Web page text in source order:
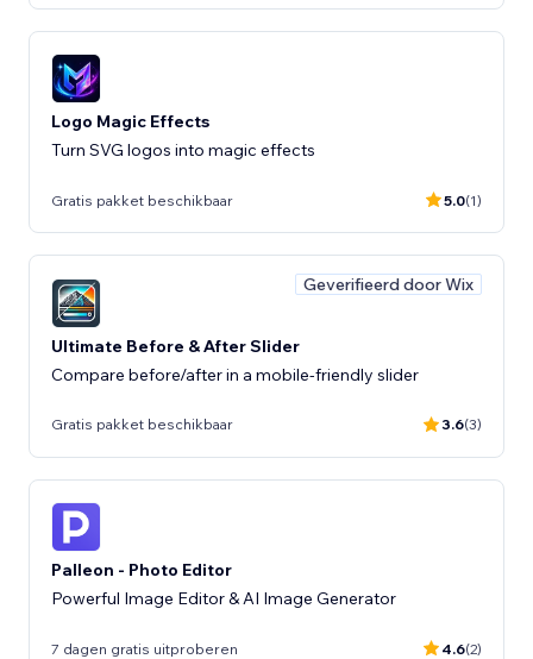
Logo Magic Effects
Turn SVG logos into magic effects
Gratis pakket beschikbaar 5.0(1)
Geverifieerd door Wix
Ultimate Before & After Slider
Compare before/after in a mobile-friendly slider
Gratis pakket beschikbaar 3.6(3)
Palleon - Photo Editor
Powerful Image Editor & AI Image Generator
7 dagen gratis uitproberen 4.6(2)